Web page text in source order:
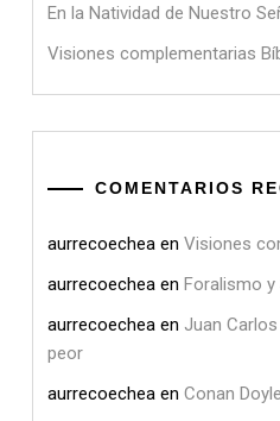
En la Natividad de Nuestro
Visiones complementarias
COMENTARIOS
aurrecoechea en Visiones
aurrecoechea en Foralismo y
aurrecoechea en Juan
peor
aurrecoechea en Conan